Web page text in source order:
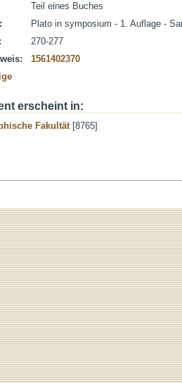
Teil eines Buches
Plato in symposium - 1. Auflage -
270-277
1561402370
erscheint in:
Fakultät[8765]